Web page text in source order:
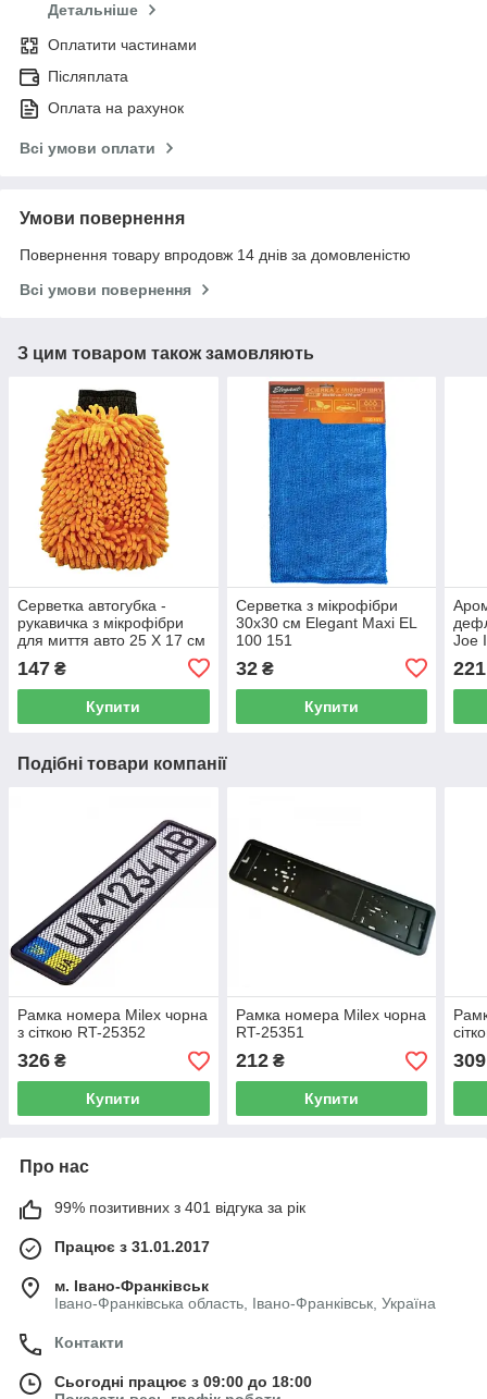
Детальніше
Оплатити частинами
Післяплата
Оплата на рахунок
Всі умови оплати
Умови повернення
Повернення товару впродовж 14 днів за домовленістю
Всі умови повернення
З цим товаром також замовляють
Серветка автогубка -
рукавичка з мікрофібри
для миття авто 25 Х 17 см
Elegant Maxi EL 100 153
147 ₴
Купити
Серветка з мікрофібри
30x30 см Elegant Maxi EL
100 151
32₴
Купити
Joe
221
Подібні товари компанії
Рамка номера Milex чорна
з сіткою RT-25352
326 ₴
Купити
Рамка номера Milex чорна
RT-25351
212₴
Купити
309
Про нас
99% позитивних з 401 відгука за рік
Працює з 31.01.2017
м. Івано-Франківськ
Івано-Франківська область, Івано-Франківськ, Україна
Контакти
Сьогодні працює з 09:00 до 18:00